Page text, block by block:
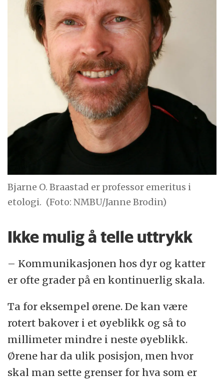
Bjarne O. Braastad er professor emeritus i
etologi. (Foto: NMBU/Janne Brodin)
Ikke mulig å telle uttrykk
– Kommunikasjonen hos dyr og katter
er ofte grader på en kontinuerlig skala.
Ta for eksempel ørene. De kan være
rotert bakover i et øyeblikk og så to
millimeter mindre i neste øyeblikk.
Ørene har da ulik posisjon, men hvor
skal man sette grenser for hva som er